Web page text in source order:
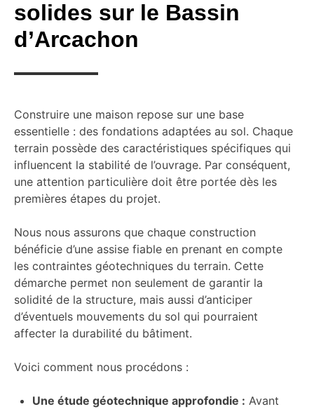
solides sur le Bassin
d’Arcachon
Construire une maison repose sur une base
essentielle : des fondations adaptées au sol. Chaque
terrain possède des caractéristiques spécifiques qui
influencent la stabilité de l’ouvrage. Par conséquent,
une attention particulière doit être portée dès les
premières étapes du projet.
Nous nous assurons que chaque construction
bénéficie d’une assise fiable en prenant en compte
les contraintes géotechniques du terrain. Cette
démarche permet non seulement de garantir la
solidité de la structure, mais aussi d’anticiper
d’éventuels mouvements du sol qui pourraient
affecter la durabilité du bâtiment.
Voici comment nous procédons :
Une étude géotechnique approfondie : Avant